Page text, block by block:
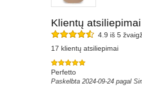
Klientų atsiliepimai
4.9 iš 5
17 klientų atsiliepimai
Perfetto
Paskelbta 2024-09-24 pagal